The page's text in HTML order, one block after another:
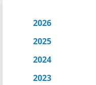
2026
2025
2024
2023